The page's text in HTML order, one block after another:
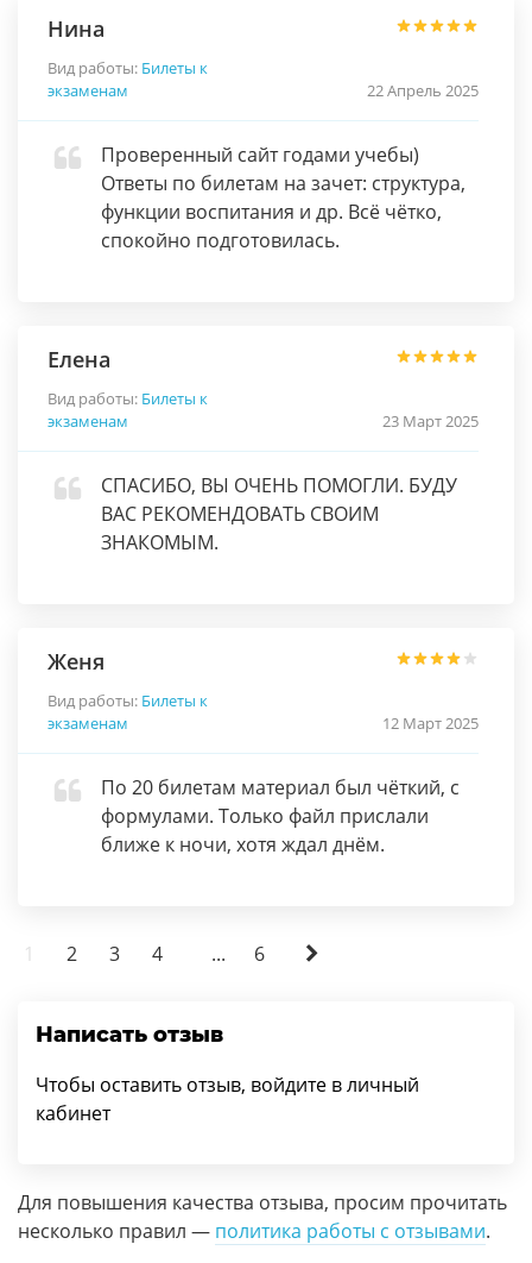
Нина
Вид работы: Билеты к
экзаменам
22 Апрель 2025
Проверенный сайт годами учебы)
Ответы по билетам на зачет: структура,
функции воспитания и др. Всё чётко,
спокойно подготовилась.
Елена
Вид работы: Билеты к
экзаменам
23 Март 2025
СПАСИБО, ВЫ ОЧЕНЬ ПОМОГЛИ. БУДУ
ВАС РЕКОМЕНДОВАТЬ СВОИМ
ЗНАКОМЫМ.
Женя
Вид работы: Билеты к
экзаменам
12 Март 2025
По 20 билетам материал был чёткий, с
формулами. Только файл прислали
ближе к ночи, хотя ждал днём.
1 2 3 4 ... 6
Написать отзыв
Чтобы оставить отзыв, войдите в личный
кабинет
Для повышения качества отзыва, просим прочитать
несколько правил — политика работы с отзывами.